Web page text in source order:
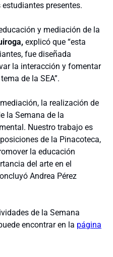
presentes.
y mediación de la
explicó que “esta
fue diseñada
la interacción y fomentar
de la SEA”.
la realización de
la Semana de la
Nuestro trabajo es
de la Pinacoteca,
la educación
del arte en el
Andrea Pérez
de la Semana
encontrar en la página